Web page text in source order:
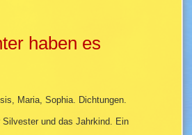
haben es
Maria, Sophia. Dichtungen.
und das Jahrkind. Ein